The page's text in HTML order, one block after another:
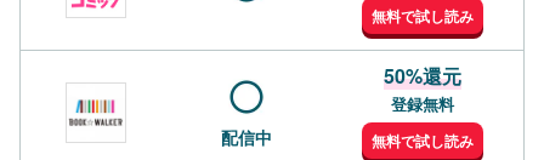
無料で試し読み
配信中
50%還元
登録無料
無料で試し読み